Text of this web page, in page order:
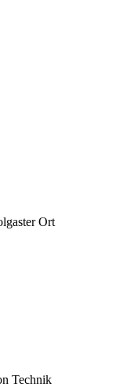
Ort
Technik